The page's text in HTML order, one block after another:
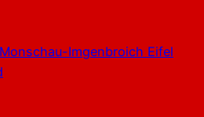
Imgenbroich Eifel